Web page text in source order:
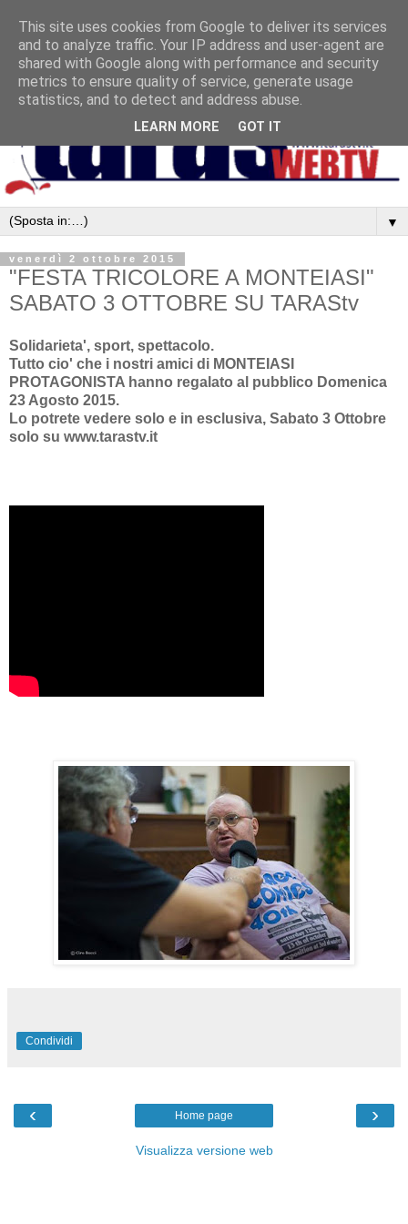
▼
venerdì 2 ottobre 2015
"FESTA TRICOLORE A MONTEIASI"
SABATO 3 OTTOBRE SU TARAStv
Solidarieta', sport, spettacolo.
Tutto cio' che i nostri amici di MONTEIASI
PROTAGONISTA hanno regalato al pubblico Domenica
23 Agosto 2015.
Lo potrete vedere solo e in esclusiva, Sabato 3 Ottobre
solo su www.tarastv.it
Condividi
‹ ›
Home page
Visualizza versione web
This site uses cookies from Google to deliver its services
and to analyze traffic. Your IP address and user-agent are
shared with Google along with performance and security
metrics to ensure quality of service, generate usage
statistics, and to detect and address abuse.
LEARN MORE GOT IT